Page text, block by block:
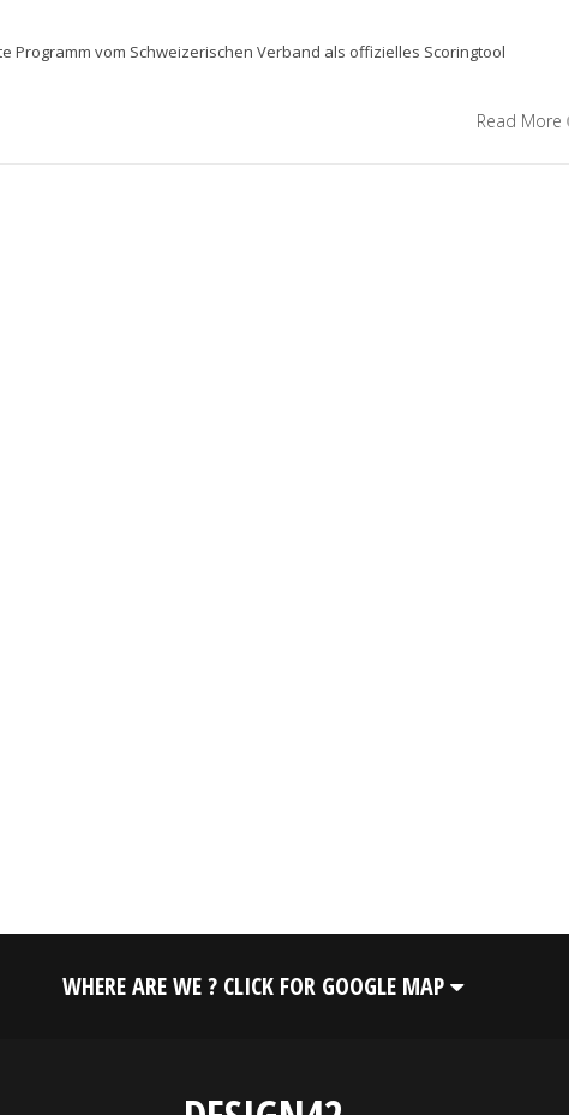
Programm vom Schweizerischen Verband als offizielles Scoringtool
Read More
WHERE ARE WE ? CLICK FOR GOOGLE MAP